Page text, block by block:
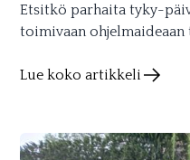
Etsitkö parhaita tyky-
toimivaan
Lue koko artikkeli